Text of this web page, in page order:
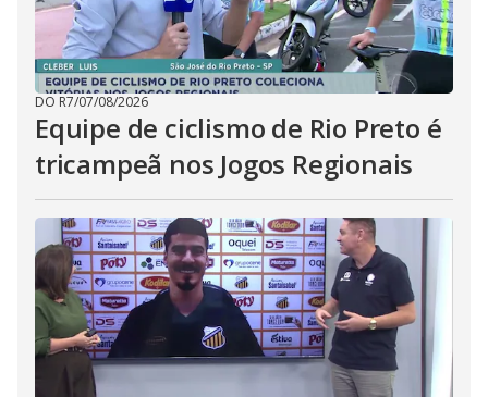
DO R7/07/08/2026
Equipe de ciclismo de Rio Preto é
tricampeã nos Jogos Regionais